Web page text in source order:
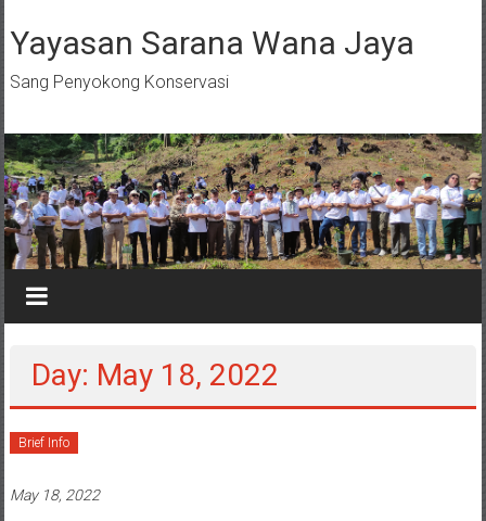
to
content
Yayasan Sarana Wana Jaya
Sang Penyokong Konservasi
Day: May 18, 2022
Brief Info
May 18, 2022